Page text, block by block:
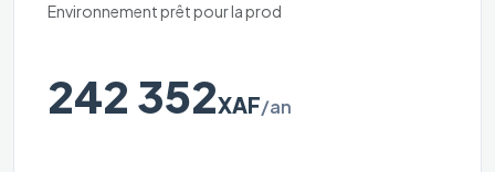
Environnement prêt pour la prod
242 352XAF/an